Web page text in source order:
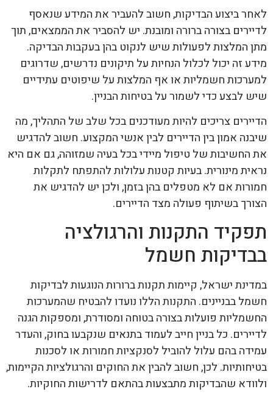
לאחר ביצוע הבדיקות, חשוב להעביר את המידע שנאסף
לדיירים בצורה ברורה ומובנת. יש להסביר את הממצאים, תוך
מתן המלצות לפעולות שיש לנקוט בהן בעקבות הבדיקה.
מידע זה יכול לכלול הנחיות על תיקונים נדרשים, שדרוגים
למערכות חשמליות או אף המלצות על שיפוטים עתידיים
שיש לבצע כדי לשמור על בטיחות הבניין.
הדיירים צריכים להיות מעודכנים בכל שלב של התהליך, מה
שיבנה אמון בין הדיירים לבין אנשי המקצוע. חשוב להדגיש
את החשיבות של טיפול מיידי בכל בעיה שמזוהה, גם אם היא
נראית מינורית. בעיות קטנות עלולות להתפתח לתקלות
חמורות אם לא מטפלים בהן בזמן, ולכן יש להדגיש את
הצורך בשיתוף פעולה מצד הדיירים.
תפקיד התקנות והרגולציה
בבדיקות חשמל
במדינת ישראל, קיימות תקנות ברורות הנוגעות לבדיקות
חשמל בבניינים. התקנות הללו נועדו להבטיח שהמערכות
החשמליות פועלות בצורה בטוחה ומסודרת, ומספקות הגנה
לדיירים. כל בניין חייב לעמוד בתנאים שנקבעו בחוק, והעדר
עמידה בהם עלול להוביל לסנקציות חמורות או לסכנות
בטיחותיות. לכן, חשוב להבין את החוקים והרגולציות הקיימות,
ולוודא שהבדיקות מתבצעות בהתאם לדרישות החוקיות.